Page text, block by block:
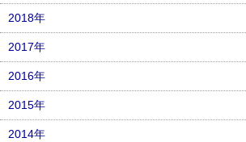
2018年
2017年
2016年
2015年
2014年